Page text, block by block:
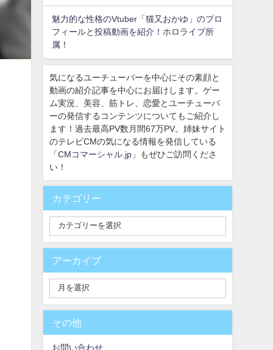
魅力的な性格のVtuber「猫又おかゆ」のプロ
フィールと投稿動画を紹介！ホロライブ所
属！
気になるユーチューバーを中心にその素顔と
動画の紹介記事を中心にお届けします。ゲー
ム実況、美容、筋トレ、恋愛とユーチューバ
ーの発信するコンテンツについてもご紹介し
ます！過去最高PV数月間67万PV。姉妹サイト
のテレビCMの気になる情報を発信している
「 CMコマーシャル.jp」もぜひご訪問くださ
い！
カテゴリー
アーカイブ
その他
お問い合わせ